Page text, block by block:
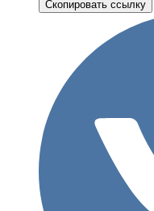
Скопировать ссылку